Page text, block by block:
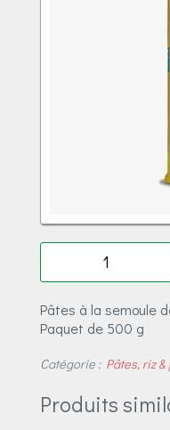
Quantité
Pâtes à la semoule
Paquet de 500 g
Catégorie : Pâtes, riz
Produits